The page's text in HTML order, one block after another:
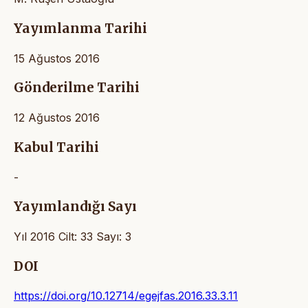
Yayımlanma Tarihi
15 Ağustos 2016
Gönderilme Tarihi
12 Ağustos 2016
Kabul Tarihi
-
Yayımlandığı Sayı
Yıl 2016 Cilt: 33 Sayı: 3
DOI
https://doi.org/10.12714/egejfas.2016.33.3.11